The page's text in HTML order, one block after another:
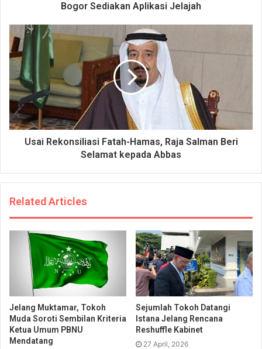
Bogor Sediakan Aplikasi Jelajah
Usai Rekonsiliasi Fatah-Hamas, Raja Salman Beri
Selamat kepada Abbas
Related Articles
Jelang Muktamar, Tokoh
Muda Soroti Sembilan Kriteria
Ketua Umum PBNU
Mendatang
Sejumlah Tokoh Datangi
Istana Jelang Rencana
Reshuffle Kabinet
27 April, 2026